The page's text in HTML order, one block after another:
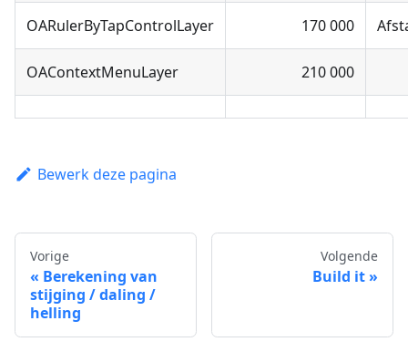
OARulerByTapControlLayer 170 000
OAContextMenuLayer 210 000
Bewerk deze pagina
Vorige
Berekening van
stijging / daling /
helling
Volgende
Build it